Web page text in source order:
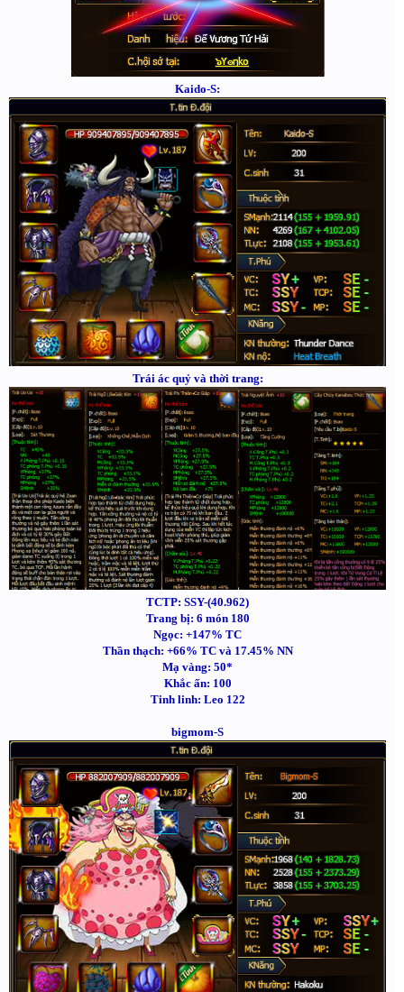
Kaido-S:
Trái ác quỷ và thời trang:
TCTP: SSY-(40.962)
Trang bị: 6 món 180
Ngọc: +147% TC
Thần thạch: +66% TC và 17.45% NN
Mạ vàng: 50*
Khắc ấn: 100
Tinh linh: Leo 122
bigmom-S